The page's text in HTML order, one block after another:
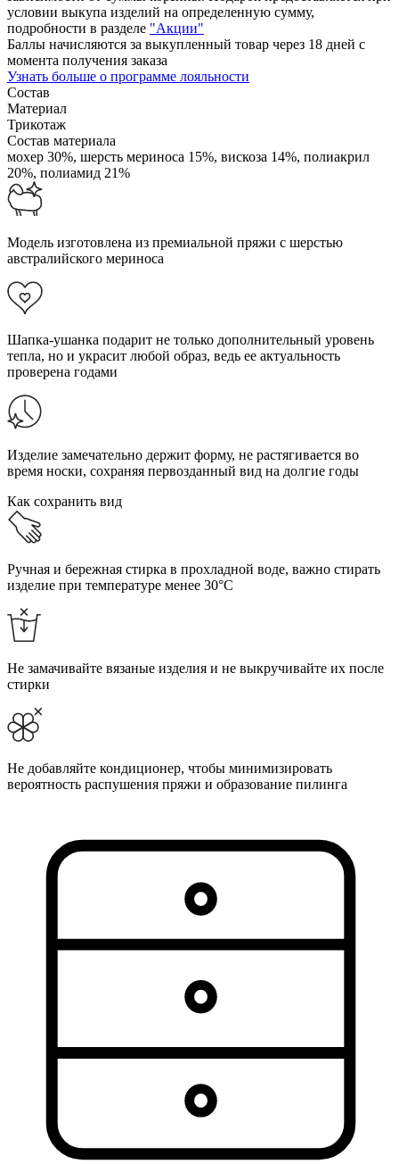
условии выкупа изделий на определенную сумму,
подробности в разделе "Акции"
Баллы начисляются за выкупленный товар через 18 дней с
момента получения заказа
Узнать больше о программе лояльности
Состав
Материал
Трикотаж
Состав материала
мохер 30%, шерсть мериноса 15%, вискоза 14%, полиакрил
20%, полиамид 21%
Модель изготовлена из премиальной пряжи с шерстью
австралийского мериноса
Шапка-ушанка подарит не только дополнительный уровень
тепла, но и украсит любой образ, ведь ее актуальность
проверена годами
Изделие замечательно держит форму, не растягивается во
время носки, сохраняя первозданный вид на долгие годы
Как сохранить вид
Ручная и бережная стирка в прохладной воде, важно стирать
изделие при температуре менее 30°C
Не замачивайте вязаные изделия и не выкручивайте их после
стирки
Не добавляйте кондиционер, чтобы минимизировать
вероятность распушения пряжи и образование пилинга